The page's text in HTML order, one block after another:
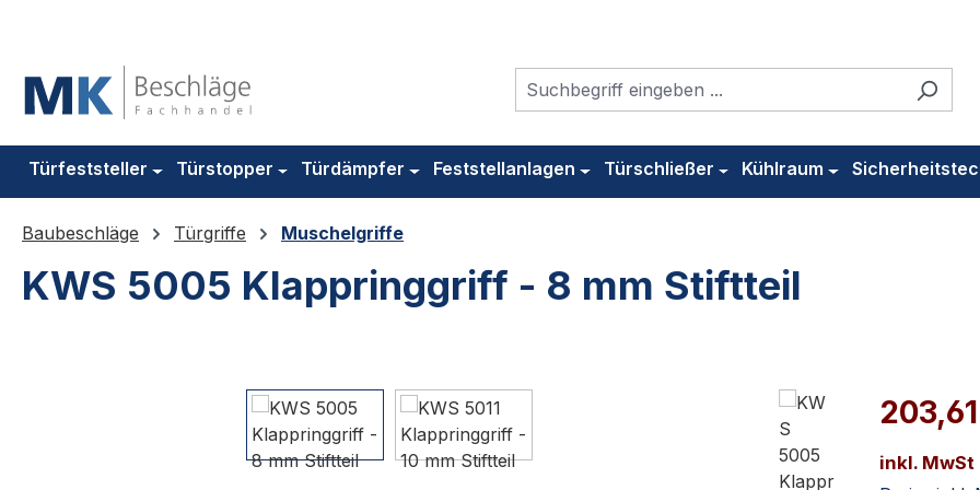
Türfeststeller Türstopper Türdämpfer Feststellanlagen Türschließer Kühlraum
Baubeschläge Türgriffe Muschelgriffe
KWS 5005 Klappringgriff - 8 mm Stiftteil
inkl. MwSt